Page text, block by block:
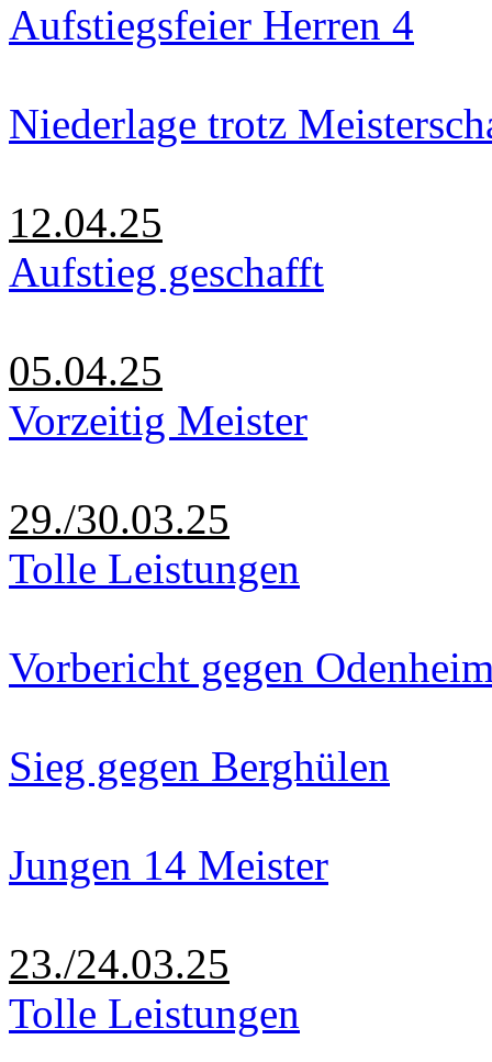
Aufstiegsfeier Herren 4
Niederlage trotz
12.04.25
Aufstieg geschafft
05.04.25
Vorzeitig Meister
29./30.03.25
Tolle Leistungen
Vorbericht gegen
Sieg gegen Berghülen
Jungen 14 Meister
23./24.03.25
Tolle Leistungen